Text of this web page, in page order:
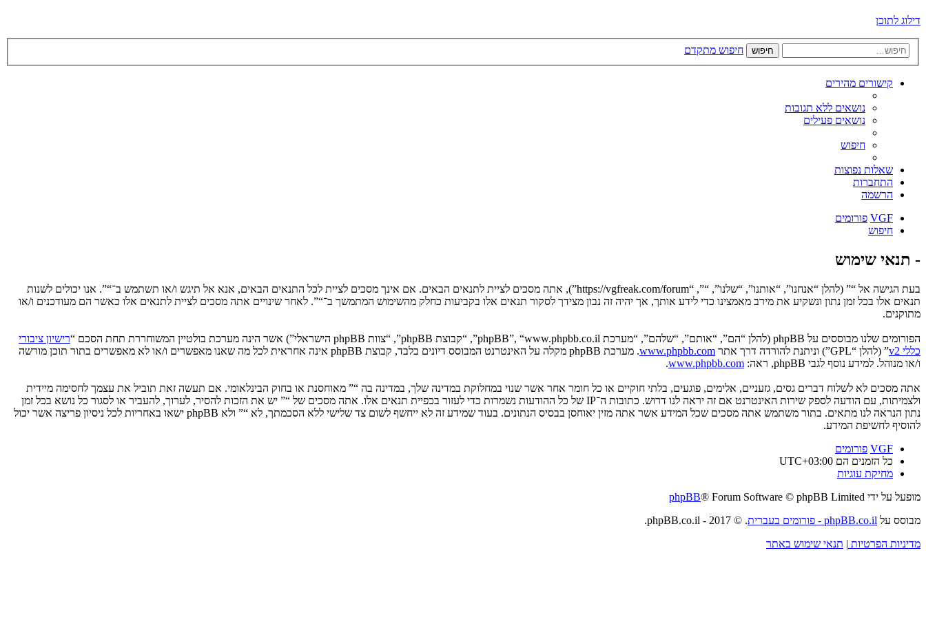
דילוג לתוכן
חיפוש חיפוש מתקדם
קישורים מהירים
נושאים ללא תגובות
נושאים פעילים
חיפוש
שאלות נפוצות
התחברות
הרשמה
VGF פורומים
חיפוש
- תנאי שימוש
בעת הגישה אל “” (להלן “אנחנו”, “אותנו”, “שלנו”, “”, “https://vgfreak.com/forum”), אתה מסכים לציית לתנאים הבאים. אם אינך מסכים לציית לכל התנאים הבאים, אנא אל תיגש ו/או תשתמש ב־“”. אנו יכולים לשנות
תנאים אלו בכל זמן נתון ונשקיע את מירב מאמצינו כדי לידע אותך, אך יהיה זה נבון מצידך לסקור תנאים אלו בקביעות כחלק מהשימוש המתמשך ב־“”. לאחר שינויים אתה מסכים לציית לתנאים אלו כאשר הם מעודכנים ו/או
מתוקנים.
הפורומים שלנו מבוססים על phpBB (להלן “הם”, “אותם”, “שלהם”, “מערכת phpBB”, “www.phpbb.co.il”, “קבוצת phpBB”, “צוות phpBB הישראלי”) אשר הינה מערכת בולטיין המשוחררת תחת הסכם “
רישיון ציבורי
כללי v2
” (להלן “GPL”) וניתנת להורדה דרך אתר www.phpbb.com
. מערכת phpBB מקלה על האינטרנט המבוסס דיונים בלבד, קבוצת phpBB אינה אחראית לכל מה שאנו מאפשרים ו/או לא מאפשרים בתור תוכן מורשה
ו/או מנוהל. למידע נוסף לגבי phpBB, ראה:
www.phpbb.com
.
אתה מסכים לא לשלוח דברים גסים, גזעניים, אלימים, פוגעים, בלתי חוקיים או כל חומר אחר אשר שנוי במחלוקת במדינה שלך, במדינה בה “” מאוחסנת או בחוק הבינלאומי. אם תעשה זאת תוביל את עצמך לחסימה מיידית
ולצמיתות, עם הודעה לספק שירות האינטרנט אם זה יראה לנו דרוש. כתובות ה־IP של כל ההודעות נשמרות כדי לעזור בכפיית תנאים אלו. אתה מסכים של “” יש את הזכות להסיר, לערוך, להעביר או לסגור כל נושא בכל זמן
נתון הנראה לנו מתאים. בתור משתמש אתה מסכים שכל המידע אשר אתה מזין יאוחסן בבסיס הנתונים. בעוד שמידע זה לא ייחשף לשום צד שלישי ללא הסכמתך, לא “” ולא phpBB ישאו באחריות לכל ניסיון פריצה אשר יכול
להוסיף לחשיפת המידע.
VGF פורומים
כל הזמנים הם UTC+03:00
מחיקת עוגיות
מופעל על ידי
phpBB® Forum Software © phpBB Limited
מבוסס על phpBB.co.il - פורומים בעברית
. © 2017 - phpBB.co.il.
מדיניות הפרטיות | תנאי שימוש באתר